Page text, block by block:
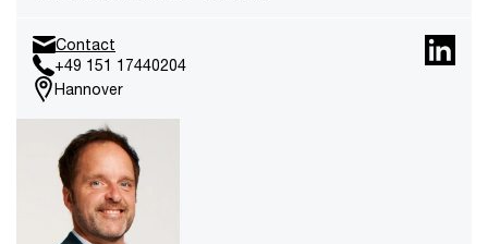
Contact
+49 151 17440204
Hannover